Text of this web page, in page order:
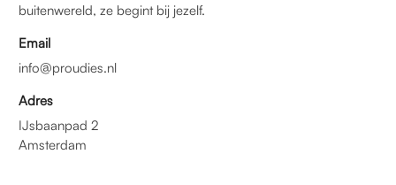
buitenwereld, ze begint bij jezelf.
Email
info@proudies.nl
Adres
IJsbaanpad 2
Amsterdam